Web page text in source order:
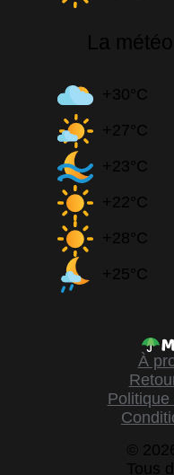
La
+30°C
+27°C
+23°C
+22°C
+28°C
+25°C
À
©
Tous